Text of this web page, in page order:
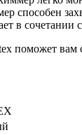
способен
в
поможет вам